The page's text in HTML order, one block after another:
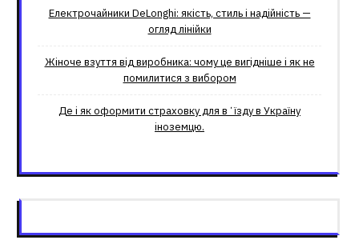
Електрочайники DeLonghi: якість, стиль і надійність —
огляд лінійки
Жіноче взуття від виробника: чому це вигідніше і як не
помилитися з вибором
Де і як оформити страховку для вʼїзду в Україну
іноземцю.